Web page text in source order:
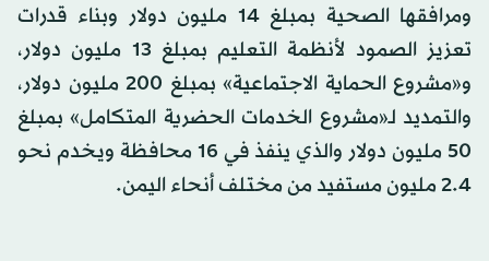
ومرافقها الصحية بمبلغ 14 مليون دولار وبناء قدرات
تعزيز الصمود لأنظمة التعليم بمبلغ 13 مليون دولار،
و«مشروع الحماية الاجتماعية» بمبلغ 200 مليون دولار،
والتمديد لـ«مشروع الخدمات الحضرية المتكامل» بمبلغ
50 مليون دولار والذي ينفذ في 16 محافظة ويخدم نحو
2.4 مليون مستفيد من مختلف أنحاء اليمن.